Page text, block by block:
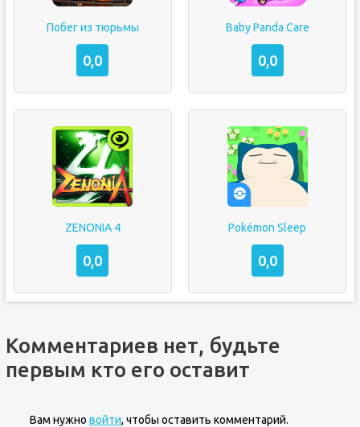
Побег из тюрьмы
0,0
Baby Panda Care
0,0
ZENONIA 4
0,0
Pokémon Sleep
0,0
Комментариев нет, будьте
первым кто его оставит
Вам нужно войти, чтобы оставить комментарий.